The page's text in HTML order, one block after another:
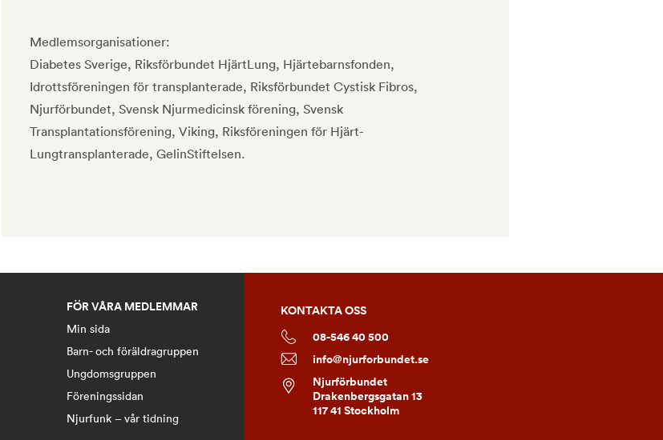
Medlemsorganisationer:
Diabetes Sverige, Riksförbundet HjärtLung, Hjärtebarnsfonden,
Idrottsföreningen för transplanterade, Riksförbundet Cystisk Fibros,
Njurförbundet, Svensk Njurmedicinsk förening, Svensk
Transplantationsförening, Viking, Riksföreningen för Hjärt-
Lungtransplanterade, GelinStiftelsen.
FÖR VÅRA MEDLEMMAR
Min sida
Barn- och föräldragruppen
Ungdomsgruppen
Föreningssidan
Njurfunk – vår tidning
KONTAKTA OSS
08-546 40 500
info@njurforbundet.se
Njurförbundet
Drakenbergsgatan 13
117 41 Stockholm